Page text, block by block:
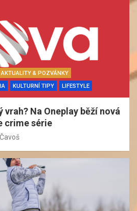
AKTUALITY & POZVÁNKY
KULTURNÍ TIPY LIFESTYLE
vrah? Na Oneplay běží nová
crime série